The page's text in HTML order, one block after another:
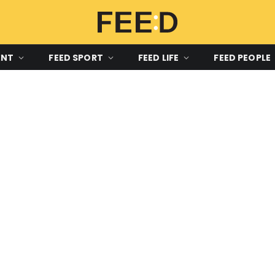
FEED SPORT FEED LIFE FEED PEOPLE